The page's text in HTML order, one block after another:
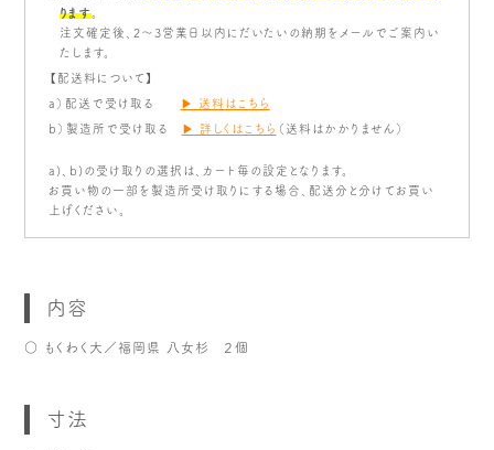
ります
注文確定後、2～3営業日以内にだいたいの納期をメールでご案内い
たします。
【配送料について】
a）配送で受け取る ▶ 送料はこちら
b）製造所で受け取る ▶ 詳しくはこちら （送料はかかりません）
a)、b)の受け取りの選択は、カート毎の設定となります。
お買い物の一部を製造所受け取りにする場合、配送分と分けてお買い
上げください。
内容
○ もくわく大／福岡県 八女杉 ２個
寸法